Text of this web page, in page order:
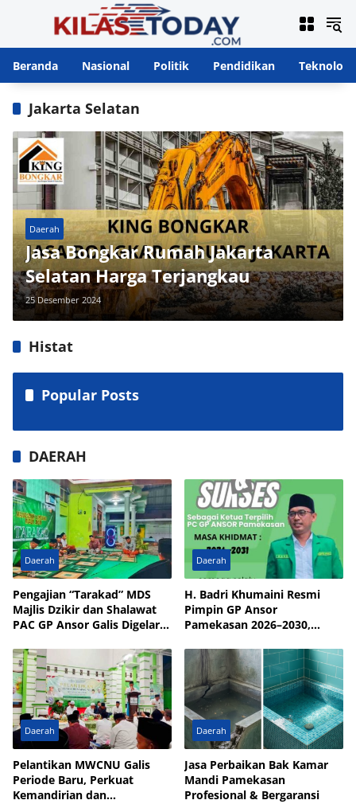
Beranda
Nasional Politik Pendidikan Teknologi
Jakarta Selatan
Daerah
Jasa Bongkar Rumah Jakarta
Selatan Harga Terjangkau
25 Desember 2024
Histat
Popular Posts
DAERAH
Daerah
Pengajian “Tarakad” MDS
Majlis Dzikir dan Shalawat
PAC GP Ansor Galis Digelar
Bulay
Daerah
H. Badri Khumaini Resmi
Pimpin GP Ansor
Pamekasan 2026–2030,
Daerah
Pelantikan MWCNU Galis
Periode Baru, Perkuat
Kemandirian dan
Daerah
Jasa Perbaikan Bak Kamar
Mandi Pamekasan
Profesional & Bergaransi